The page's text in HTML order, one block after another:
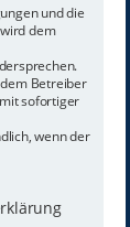
und die
dem
Betreiber
sofortiger
wenn der